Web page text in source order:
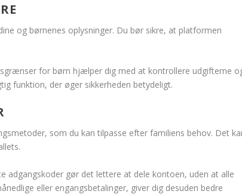
og børnenes oplysninger. Du bør sikre, at platformen
for børn hjælper dig med at kontrollere udgifterne
funktion, der øger sikkerheden betydeligt.
som du kan tilpasse efter familiens behov. Det
adgangskoder gør det lettere at dele kontoen, uden at alle
eller engangsbetalinger, giver dig desuden bedre